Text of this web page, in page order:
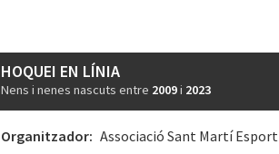
HOQUEI EN LÍNIA
Nens i nenes nascuts entre 2009i 2023
Organitzador: Associació Sant Martí Esport